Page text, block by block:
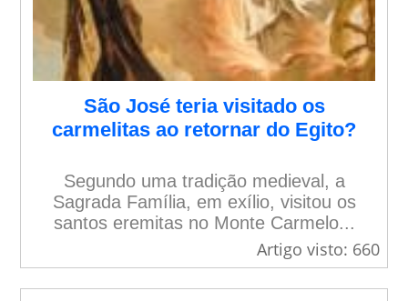
São José teria visitado os
carmelitas ao retornar do Egito?
Segundo uma tradição medieval, a
Sagrada Família, em exílio, visitou os
santos eremitas no Monte Carmelo...
Artigo visto: 660